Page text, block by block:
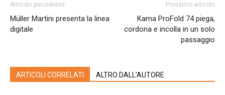
Articolo precedente
Müller Martini presenta la linea
digitale
Prossimo articolo
Kama ProFold 74 piega,
cordona e incolla in un solo
passaggio
ARTICOLI CORRELATI ALTRO DALL'AUTORE